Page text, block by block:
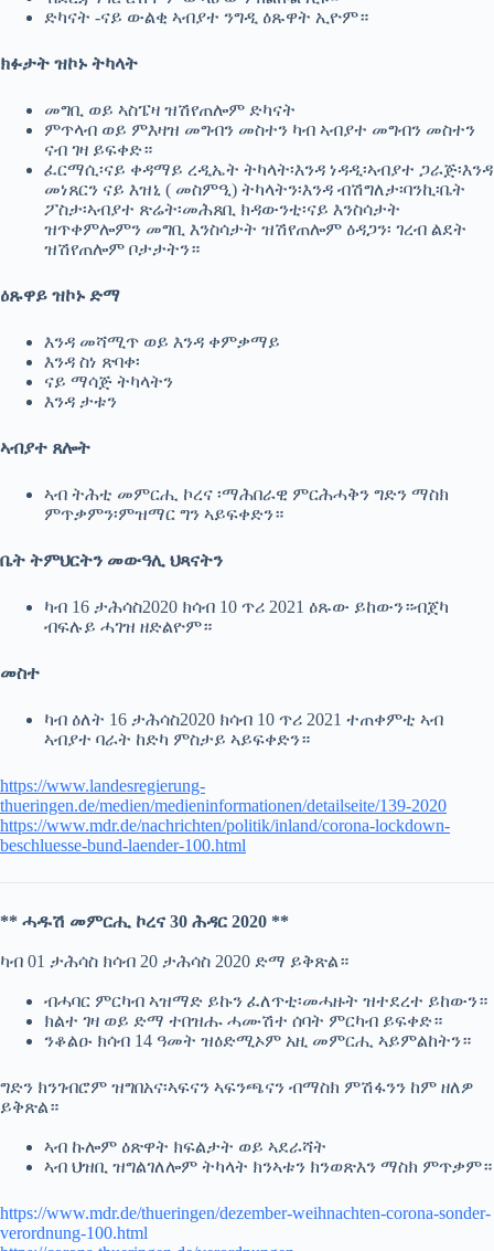
ድካናት -ናይ ውልቂ ኣብያተ ንግዲ ዕጹዋት ኢዮም።
ክፉታት ዝኮኑ ትካላት
መግቢ ወይ ኣስፔዛ ዝሽየጠሎም ድካናት
ምጥላብ ወይ ምእዛዝ መግብን መስተን ካብ ኣብያተ መግብን መስተን
ናብ ገዛ ይፍቀድ።
ፈርማሲ፡ናይ ቀዳማይ ረዲኤት ትካላት፡እንዳ ነዳዲ፡ኣብያተ ጋራጅ፡እንዳ
መነጸርን ናይ እዝኒ ( መስምዒ) ትካላትን፡እንዳ ብሽግለታ፡ባንኪ፡ቤት
ፖስታ፡ኣብያተ ጽሬት፡መሕጸቢ ክዳውንቲ፡ናይ እንስሳታት
ዝጥቀምሎምን መግቢ እንስሳታት ዝሽየጠሎም ዕዳጋን፡ ገረብ ልደት
ዝሽየጠሎም ቦታታትን።
ዕጹዋይ ዝኮኑ ድማ
እንዳ መሻሚጥ ወይ እንዳ ቀምቃማይ
እንዳ ስነ ጽባቀ፡
ናይ ማሳጅ ትካላትን
እንዳ ታቱን
ኣብያተ ጸሎት
ኣብ ትሕቲ መምርሒ ኮረና ፡ማሕበራዊ ምርሕሓቅን ግድን ማስክ
ምጥቃምን፡ምዝማር ግን ኣይፍቀድን።
ቤት ትምህርትን መውዓሊ ህጻናትን
ካብ 16 ታሕሳስ2020 ክሳብ 10 ጥሪ 2021 ዕጹው ይከውን።ብጀካ
ብፍሉይ ሓገዝ ዘድልዮም።
መስተ
ካብ ዕለት 16 ታሕሳስ2020 ክሳብ 10 ጥሪ 2021 ተጠቀምቲ ኣብ
ኣብያተ ባራት ከድካ ምስታይ ኣይፍቀድን።
https://www.landesregierung-
thueringen.de/medien/medieninformationen/detailseite/139-2020
https://www.mdr.de/nachrichten/politik/inland/corona-lockdown-
beschluesse-bund-laender-100.html
** ሓዱሽ መምርሒ ኮረና 30 ሕዳር 2020 **
ካብ 01 ታሕሳስ ክሳብ 20 ታሕሳስ 2020 ድማ ይቅጽል።
ብሓባር ምርካብ ኣዝማድ ይኩን ፈለጥቲ፡መሓዙት ዝተደረተ ይከውን።
ክልተ ገዛ ወይ ድማ ተበዝሑ ሓሙሽተ ሰባት ምርካብ ይፍቀድ።
ንቆልዑ ክሳብ 14 ዓመት ዝዕድሚኦም አዚ መምርሒ ኣይምልከትን።
ግድን ክንገብሮም ዝግበአና፡ኣፍናን ኣፍንጫናን ብማስክ ምሽፋንን ከም ዘለዎ
ይቅጽል።
ኣብ ኩሎም ዕጽዋት ክፍልታት ወይ ኣደራሻት
ኣብ ህዝቢ ዝግልገለሎም ትካላት ክንኣቱን ክንወጽእን ማስክ ምጥቃም።
https://www.mdr.de/thueringen/dezember-weihnachten-corona-sonder-
verordnung-100.html